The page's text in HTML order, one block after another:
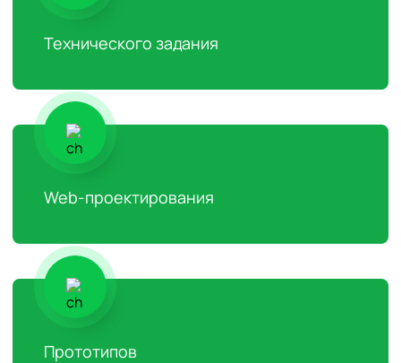
Технического задания
Web-проектирования
Прототипов